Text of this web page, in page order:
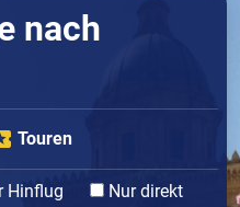
nach
Touren
Hinflug
Nur direkt